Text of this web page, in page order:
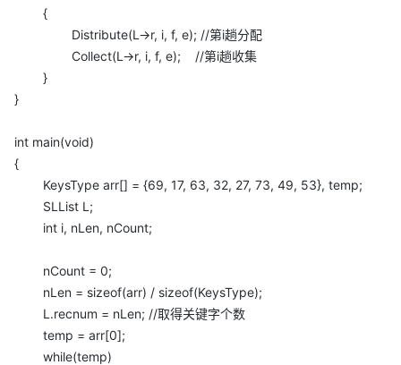
{
Distribute(L->r, i, f, e); //第i趟分配
Collect(L->r, i, f, e); //第i趟收集
}
}
int main(void)
{
KeysType arr[] = {69, 17, 63, 32, 27, 73, 49, 53}, temp;
SLList L;
int i, nLen, nCount;
nCount = 0;
nLen = sizeof(arr) / sizeof(KeysType);
L.recnum = nLen; //取得关键字个数
temp = arr[0];
while(temp)